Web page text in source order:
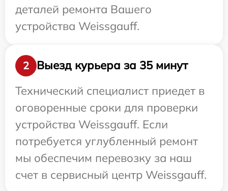
деталей ремонта Вашего
устройства Weissgauff.
2
Выезд курьера за 35 минут
Технический специалист приедет в
оговоренные сроки для проверки
устройства Weissgauff. Если
потребуется углубленный ремонт
мы обеспечим перевозку за наш
счет в сервисный центр Weissgauff.